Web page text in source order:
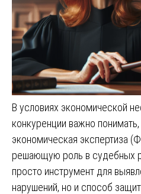
В условиях экономической
конкуренции важно
экономическая экспертиза
решающую роль в судебных
просто инструмент для
нарушений, но и способ